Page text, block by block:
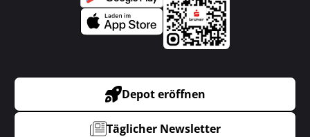
Depot eröffnen
Täglicher Newsletter